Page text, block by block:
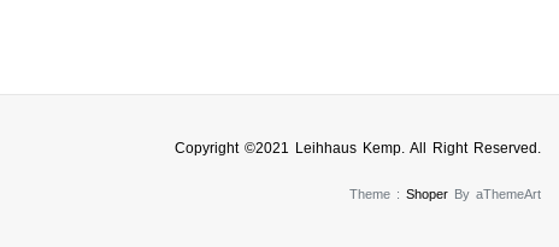
Copyright ©2021 Leihhaus Kemp. All Right Reserved.
Theme : Shoper By aThemeArt